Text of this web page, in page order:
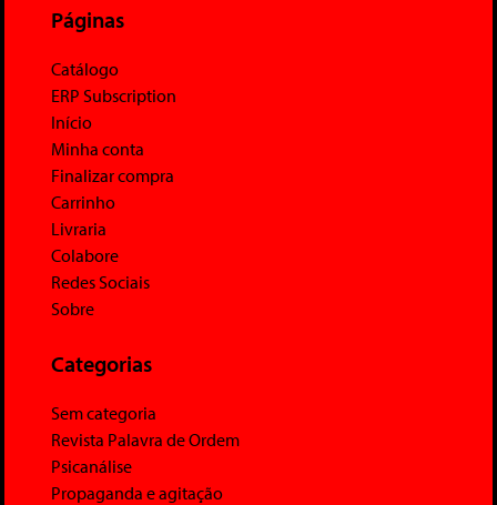
Páginas
Catálogo
ERP Subscription
Início
Minha conta
Finalizar compra
Carrinho
Livraria
Colabore
Redes Sociais
Sobre
Categorias
Sem categoria
Revista Palavra de Ordem
Psicanálise
Propaganda e agitação